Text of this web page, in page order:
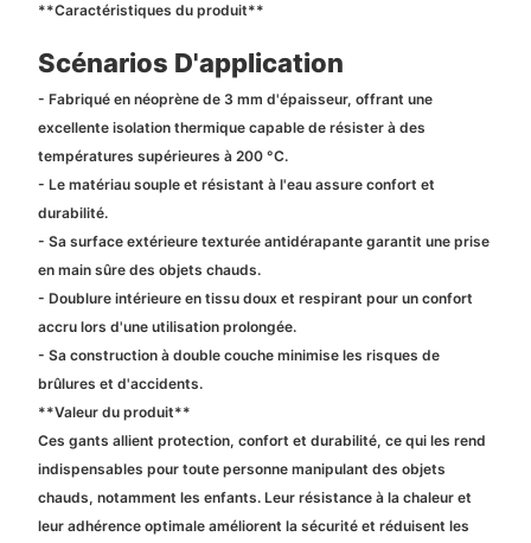
**Caractéristiques du produit**
Scénarios D'application
- Fabriqué en néoprène de 3 mm d'épaisseur, offrant une
excellente isolation thermique capable de résister à des
températures supérieures à 200 °C.
- Le matériau souple et résistant à l'eau assure confort et
durabilité.
- Sa surface extérieure texturée antidérapante garantit une prise
en main sûre des objets chauds.
- Doublure intérieure en tissu doux et respirant pour un confort
accru lors d'une utilisation prolongée.
- Sa construction à double couche minimise les risques de
brûlures et d'accidents.
**Valeur du produit**
Ces gants allient protection, confort et durabilité, ce qui les rend
indispensables pour toute personne manipulant des objets
chauds, notamment les enfants. Leur résistance à la chaleur et
leur adhérence optimale améliorent la sécurité et réduisent les